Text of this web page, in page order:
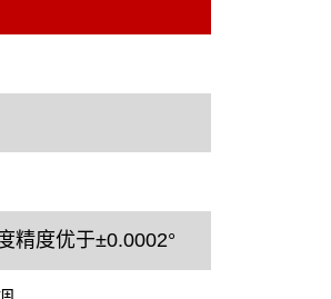
精度优于±0.0002°